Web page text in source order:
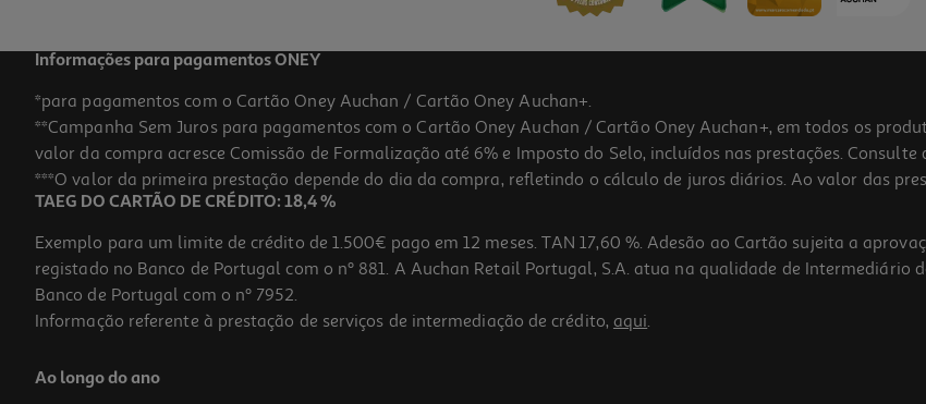
Informações para pagamentos ONEY
*para pagamentos com o Cartão Oney Auchan / Cartão Oney Auchan+.
**Campanha Sem Juros para pagamentos com o Cartão Oney Auchan / Cartão Oney Auchan+, em todos os
valor da compra acresce Comissão de Formalização até 6% e Imposto do Selo, incluídos nas prestações. Consulte
***O valor da primeira prestação depende do dia da compra, refletindo o cálculo de juros diários. Ao valor das
TAEG DO CARTÃO DE CRÉDITO: 18,4 %
Exemplo para um limite de crédito de 1.500€ pago em 12 meses. TAN 17,60 %. Adesão ao Cartão sujeita a
registado no Banco de Portugal com o nº 881. A Auchan Retail Portugal, S.A. atua na qualidade de
Banco de Portugal com o nº 7952.
Informação referente à prestação de serviços de intermediação de crédito, aqui.
Ao longo do ano